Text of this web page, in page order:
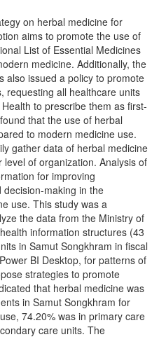
on herbal medicine for
aims to promote the use of
List of Essential Medicines
medicine. Additionally, the
also issued a policy to promote
requesting all healthcare units
to prescribe them as first-
that the use of herbal
to modern medicine use.
gather data of herbal medicine
of organization. Analysis of
for improving
making in the
use. This study was a
the data from the Ministry of
information structures (43
in Samut Songkhram in fiscal
BI Desktop, for patterns of
strategies to promote
that herbal medicine was
in Samut Songkhram for
74.20% was in primary care
care units. The